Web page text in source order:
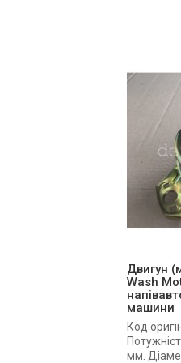
Двигун
Wash
машини
Код
мм.